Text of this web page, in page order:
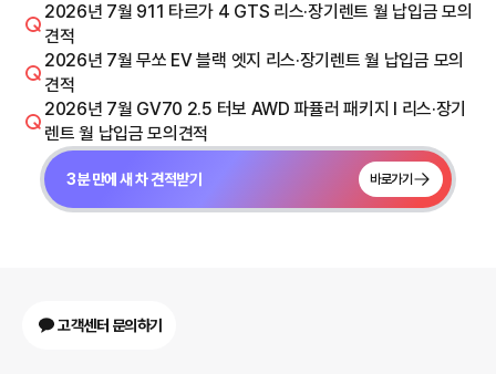
2026년 7월 911 타르가 4 GTS 리스·장기렌트 월 납입금 모의
견적
2026년 7월 무쏘 EV 블랙 엣지 리스·장기렌트 월 납입금 모의
견적
2026년 7월 GV70 2.5 터보 AWD 파퓰러 패키지 I 리스·장기
렌트 월 납입금 모의견적
3분 만에 새 차 견적받기 바로가기
고객센터 문의하기